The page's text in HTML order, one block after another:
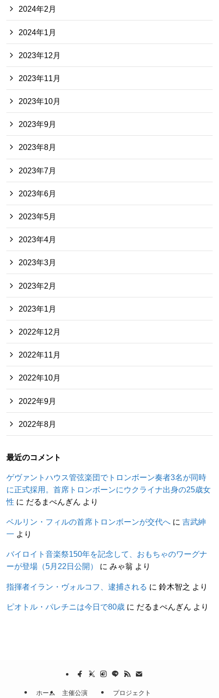
2024年2月
2024年1月
2023年12月
2023年11月
2023年10月
2023年9月
2023年8月
2023年7月
2023年6月
2023年5月
2023年4月
2023年3月
2023年2月
2023年1月
2022年12月
2022年11月
2022年10月
2022年9月
2022年8月
最近のコメント
ゲヴァントハウス管弦楽団でトロンボーン奏者3名が同時
に正式採用。首席トロンボーンにウクライナ出身の25歳女
性 に だるまぺんぎん より
ベルリン・フィルの首席トロンボーンが交代へ に吉武紳
一 より
バイロイト音楽祭150年を記念して、おもちゃのワーグナ
ーが登場（5月22日公開）
にみゃ翁 より
指揮者イラン・ヴォルコフ、逮捕される に鈴木智之 より
ピオトル・パレチニは今日で80歳 に だるまぺんぎん より
ホーム 主催公演 プロジェクト